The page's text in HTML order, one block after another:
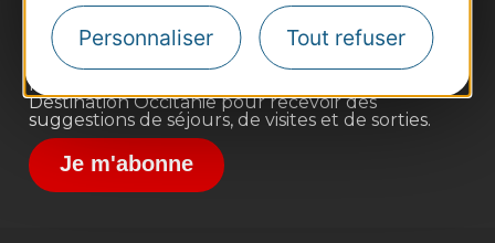
Personnaliser Tout refuser
Voyagistes
Destination Sport
Inscrivez-vous à la lettre d'information
Destination Occitanie pour recevoir des
suggestions de séjours, de visites et de sorties.
Je m'abonne